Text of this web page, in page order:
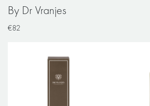
By Dr Vranjes
€82